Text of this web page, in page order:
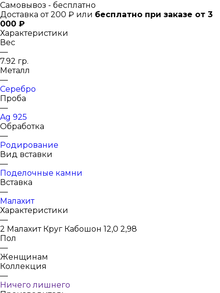
Самовывоз - бесплатно
Доставка от 200 ₽ или бесплатно при заказе от 3
000 ₽
Характеристики
Вес
—
7.92 гр.
Металл
—
Серебро
Проба
—
Ag 925
Обработка
—
Родирование
Вид вставки
—
Поделочные камни
Вставка
—
Малахит
Характеристики
—
2 Малахит Круг Кабошон 12,0 2,98
Пол
—
Женщинам
Коллекция
—
Ничего лишнего